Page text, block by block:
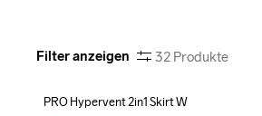
Filter anzeigen 32 Produkte
Outlet
PRO Hypervent 2in1 Skirt W